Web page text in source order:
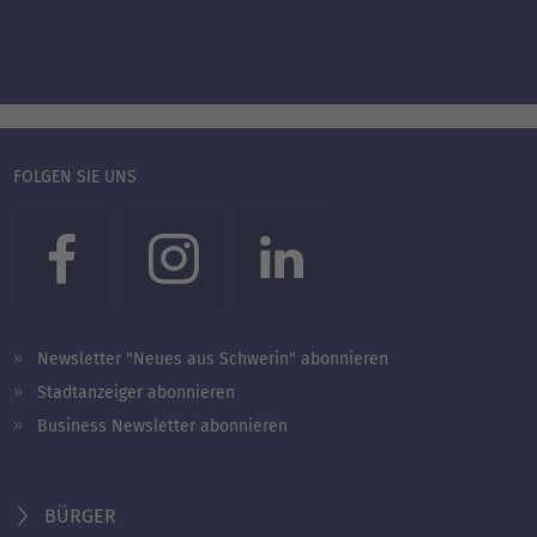
FOLGEN SIE UNS
Newsletter "Neues aus Schwerin" abonnieren
Stadtanzeiger abonnieren
Business Newsletter abonnieren
BÜRGER